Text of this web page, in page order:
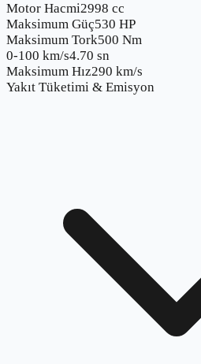
Motor Hacmi2998 cc
Maksimum Güç530 HP
Maksimum Tork500 Nm
0-100 km/s4.70 sn
Maksimum Hız290 km/s
Yakıt Tüketimi & Emisyon